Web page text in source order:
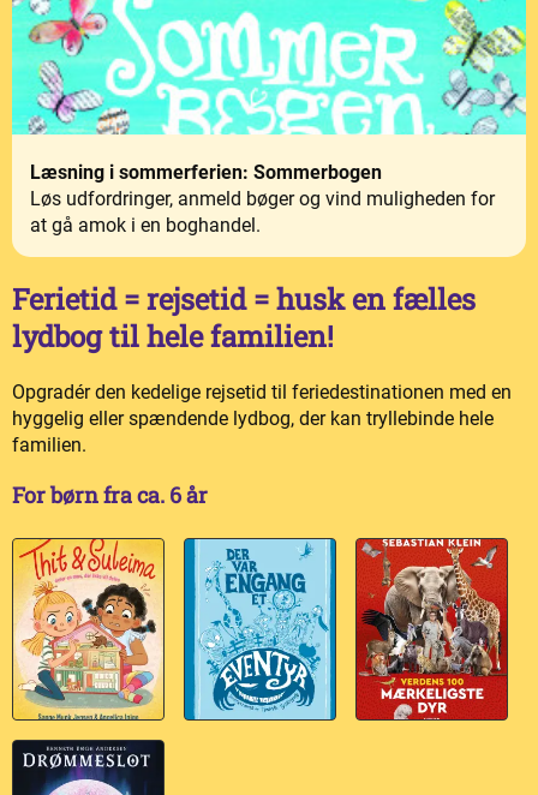
Læsning i sommerferien: Sommerbogen
Løs udfordringer, anmeld bøger og vind muligheden for
at gå amok i en boghandel.
Ferietid = rejsetid = husk en fælles
lydbog til hele familien!
Opgradér den kedelige rejsetid til feriedestinationen med en
hyggelig eller spændende lydbog, der kan tryllebinde hele
familien.
For børn fra ca. 6 år